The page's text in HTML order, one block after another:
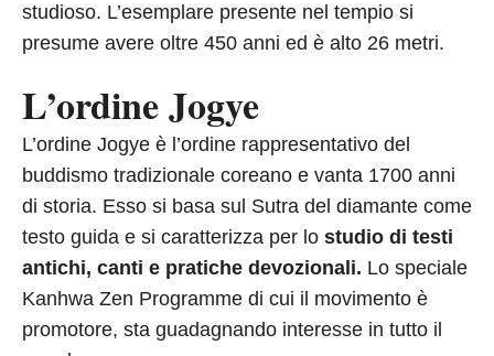
studioso. L’esemplare presente nel tempio si
presume avere oltre 450 anni ed è alto 26 metri.
L’ordine Jogye
L’ordine Jogye è l’ordine rappresentativo del
buddismo tradizionale coreano e vanta 1700 anni
di storia. Esso si basa sul Sutra del diamante come
testo guida e si caratterizza per lo studio di testi
antichi, canti e pratiche devozionali. Lo speciale
Kanhwa Zen Programme di cui il movimento è
promotore, sta guadagnando interesse in tutto il